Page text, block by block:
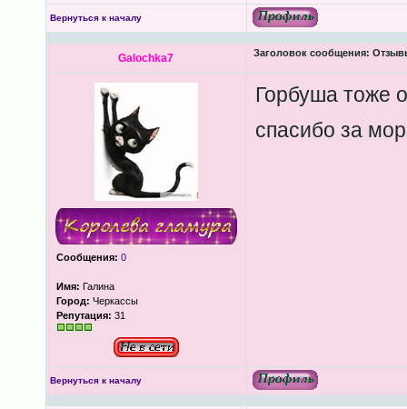
Вернуться к началу
Galochka7 Заголовок сообщения:
Сообщения: 0
Имя: Галина
Город: Черкассы
Репутация: 31
Горбуша тоже
спасибо за
Вернуться к началу